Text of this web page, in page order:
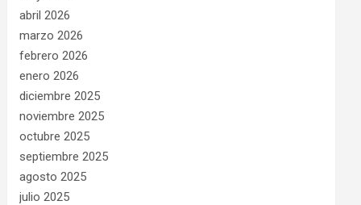
abril 2026
marzo 2026
febrero 2026
enero 2026
diciembre 2025
noviembre 2025
octubre 2025
septiembre 2025
agosto 2025
julio 2025